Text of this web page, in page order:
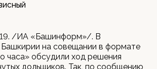
/ИА «Башинформ»/. В
Башкирии на совещании в формате
часа» обсудили ход решения
дольщиков. Так, по сообщению